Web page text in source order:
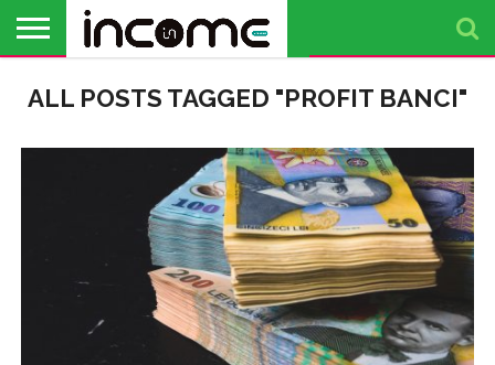
PROFIL DE
ANTREPRENOR
BUSINESS
ANALIZE
OPINII
FINANȚE
PERSONALE
TIMP
LIBER
ALL POSTS TAGGED "PROFIT BANCI"